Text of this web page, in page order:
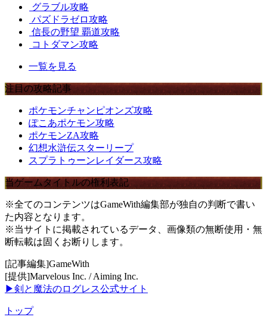
グラブル攻略
パズドラゼロ攻略
信長の野望 覇道攻略
コトダマン攻略
一覧を見る
注目の攻略記事
ポケモンチャンピオンズ攻略
ぽこあポケモン攻略
ポケモンZA攻略
幻想水滸伝スターリープ
スプラトゥーンレイダース攻略
当ゲームタイトルの権利表記
※全てのコンテンツはGameWith編集部が独自の判断で書い
た内容となります。
※当サイトに掲載されているデータ、画像類の無断使用・無
断転載は固くお断りします。
[記事編集]GameWith
[提供]Marvelous Inc. / Aiming Inc.
▶剣と魔法のログレス公式サイト
トップ